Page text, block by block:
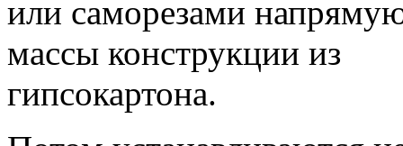
или саморезами
массы конструкции из
гипсокартона.